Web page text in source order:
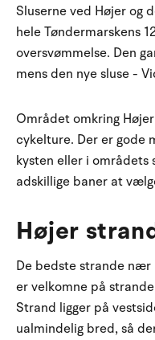
Sluserne ved Højer og
hele Tøndermarskens
oversvømmelse. Den
mens den nye sluse -
Området omkring
cykelture. Der er gode
kysten eller i områdets
adskillige baner at
Højer
De bedste strande nær
er velkomne på
Strand ligger på
ualmindelig bred, så